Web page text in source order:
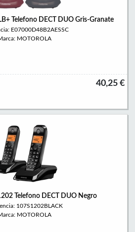
Telefono DECT DUO Gris-Granate
E07000D48B2AESSC
MOTOROLA
40,25 €
Telefono DECT DUO Negro
107S1202BLACK
MOTOROLA